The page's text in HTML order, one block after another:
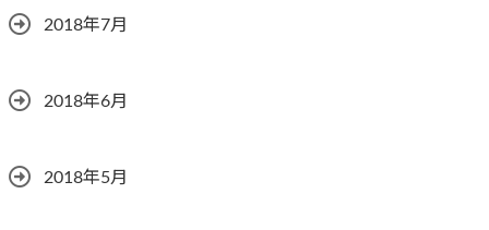
2018年7月
2018年6月
2018年5月